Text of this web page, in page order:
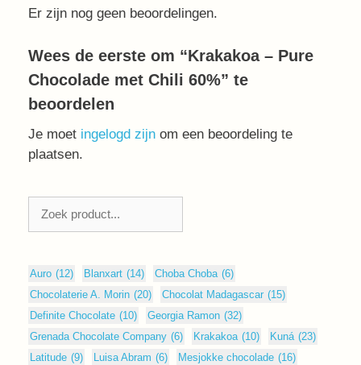
Er zijn nog geen beoordelingen.
Wees de eerste om “Krakakoa – Pure
Chocolade met Chili 60%” te
beoordelen
Je moet ingelogd zijn om een beoordeling te
plaatsen.
Auro (12) Blanxart (14) Choba Choba (6)
Chocolaterie A. Morin (20) Chocolat Madagascar (15)
Definite Chocolate (10) Georgia Ramon (32)
Grenada Chocolate Company (6) Krakakoa (10) Kuná (23)
Latitude (9) Luisa Abram (6) Mesjokke chocolade (16)